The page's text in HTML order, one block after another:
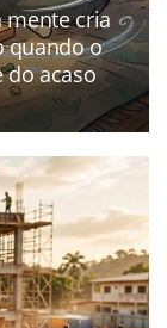
mente cria
quando o
acaso